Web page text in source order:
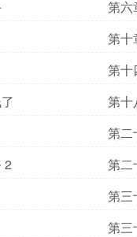
第六
第十
第十
第十
第二
2
第二
第三
第三